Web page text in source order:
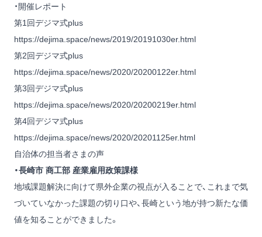
・開催レポート
第1回デジマ式plus
https://dejima.space/news/2019/20191030er.html
第2回デジマ式plus
https://dejima.space/news/2020/20200122er.html
第3回デジマ式plus
https://dejima.space/news/2020/20200219er.html
第4回デジマ式plus
https://dejima.space/news/2020/20201125er.html
自治体の担当者さまの声
・長崎市 商工部 産業雇用政策課様
地域課題解決に向けて県外企業の視点が入ることで、これまで気
づいていなかった課題の切り口や、長崎という地が持つ新たな価
値を知ることができました。